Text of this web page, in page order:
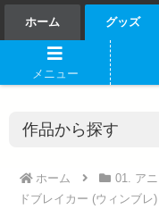
ホーム グッズ
ホーム 01. ア
ドブレイカー (ウィンブレ)
メニュー